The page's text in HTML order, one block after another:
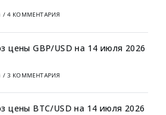
/ 4 КОММЕНТАРИЯ
цены GBP/USD на 14 июля 2026
/ 3 КОММЕНТАРИЯ
цены BTC/USD на 14 июля 2026